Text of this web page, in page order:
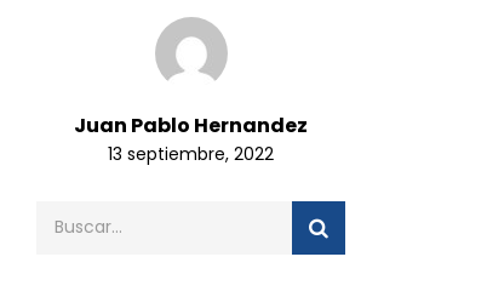
Juan Pablo Hernandez
13 septiembre, 2022